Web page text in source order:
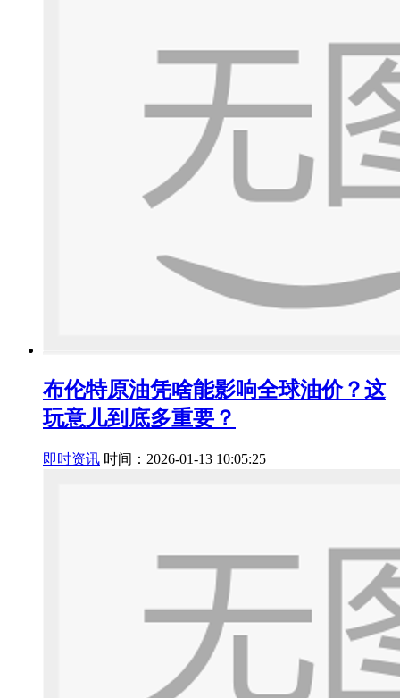
布伦特原油凭啥能影响全球油价？这
玩意儿到底多重要？
即时资讯 时间：2026-01-13 10:05:25